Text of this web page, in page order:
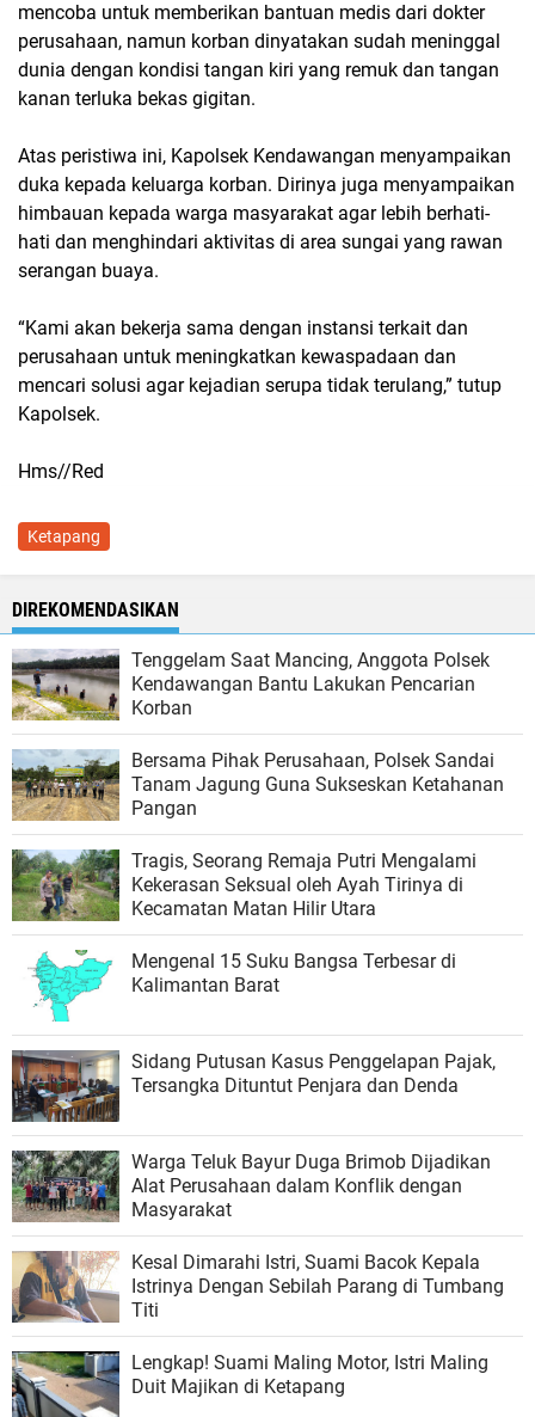
mencoba untuk memberikan bantuan medis dari dokter
perusahaan, namun korban dinyatakan sudah meninggal
dunia dengan kondisi tangan kiri yang remuk dan tangan
kanan terluka bekas gigitan.
Atas peristiwa ini, Kapolsek Kendawangan menyampaikan
duka kepada keluarga korban. Dirinya juga menyampaikan
himbauan kepada warga masyarakat agar lebih berhati-
hati dan menghindari aktivitas di area sungai yang rawan
serangan buaya.
“Kami akan bekerja sama dengan instansi terkait dan
perusahaan untuk meningkatkan kewaspadaan dan
mencari solusi agar kejadian serupa tidak terulang,” tutup
Kapolsek.
Hms//Red
Ketapang
DIREKOMENDASIKAN
Tenggelam Saat Mancing, Anggota Polsek
Kendawangan Bantu Lakukan Pencarian
Korban
Bersama Pihak Perusahaan, Polsek Sandai
Tanam Jagung Guna Sukseskan Ketahanan
Pangan
Tragis, Seorang Remaja Putri Mengalami
Kekerasan Seksual oleh Ayah Tirinya di
Kecamatan Matan Hilir Utara
Mengenal 15 Suku Bangsa Terbesar di
Kalimantan Barat
Sidang Putusan Kasus Penggelapan Pajak,
Tersangka Dituntut Penjara dan Denda
Warga Teluk Bayur Duga Brimob Dijadikan
Alat Perusahaan dalam Konflik dengan
Masyarakat
Kesal Dimarahi Istri, Suami Bacok Kepala
Istrinya Dengan Sebilah Parang di Tumbang
Titi
Lengkap! Suami Maling Motor, Istri Maling
Duit Majikan di Ketapang